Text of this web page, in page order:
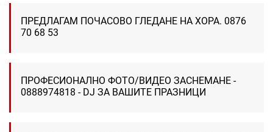
ПРЕДЛАГАМ ПОЧАСОВО ГЛЕДАНЕ НА ХОРА. 0876
70 68 53
ПРОФЕСИОНАЛНО ФОТО/ВИДЕО ЗАСНЕМАНЕ -
0888974818 - DJ ЗА ВАШИТЕ ПРАЗНИЦИ